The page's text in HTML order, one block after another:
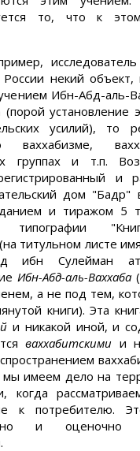
то, что к
России некий
Ибн-Абд-аль-
(порой установление
усилий), то
группах и т.п.
и
дом "Бадр"
и тиражом 5
типографии
титульном листе
ибн Сулейман
Ибн-Абд-аль-Ваххаба
а не под тем,
книги). Эта
и никакой иной, и
ваххабитскими и
мы имеем дело на
когда
к потребителю.
и оценочно